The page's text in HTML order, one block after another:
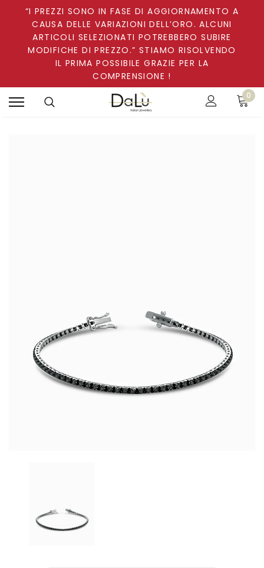
“I PREZZI SONO IN FASE DI AGGIORNAMENTO A
CAUSA DELLE VARIAZIONI DELL’ORO. ALCUNI
ARTICOLI SELEZIONATI POTREBBERO SUBIRE
MODIFICHE DI PREZZO.” STIAMO RISOLVENDO
IL PRIMA POSSIBILE GRAZIE PER LA
COMPRENSIONE !
0